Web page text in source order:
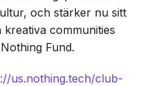
och stärker nu sitt
communities
Fund.
us.nothing.tech/club-